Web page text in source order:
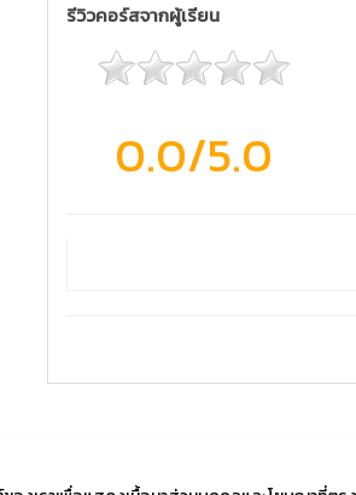
รีวิวคอร์สจากผู้เรียน
0.0/5.0